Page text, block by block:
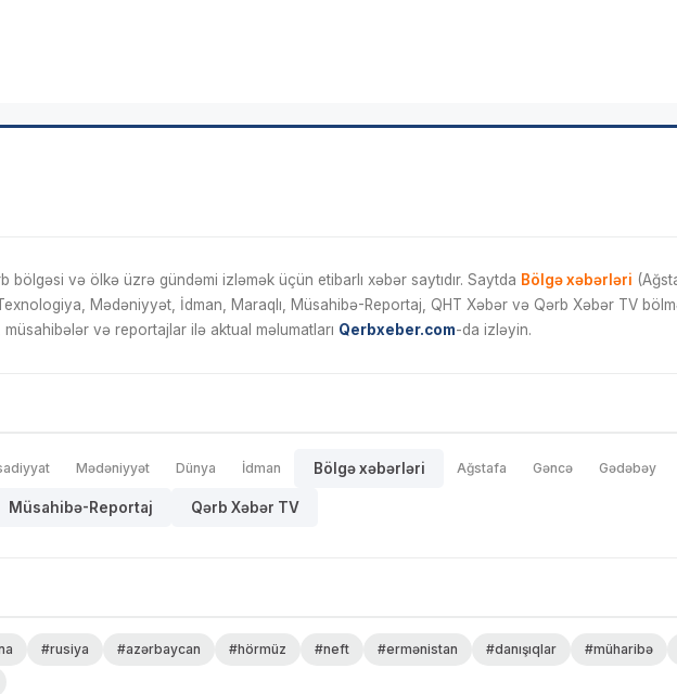
bölgəsi və ölkə üzrə gündəmi izləmək üçün etibarlı xəbər saytıdır. Saytda Bölgə xəbərləri
Mədəniyyət, İdman, Maraqlı, Müsahibə-Reportaj, QHT Xəbər və Qərb Xəbər TV
və reportajlar ilə aktual məlumatları Qerbxeber.com-da izləyin.
Mədəniyyət Dünya İdman Bölgə xəbərləri Ağstafa Gəncə Gədəbəy
Müsahibə-Reportaj Qərb Xəbər TV
#rusiya #azərbaycan #hörmüz #neft #ermənistan #danışıqlar #müharibə